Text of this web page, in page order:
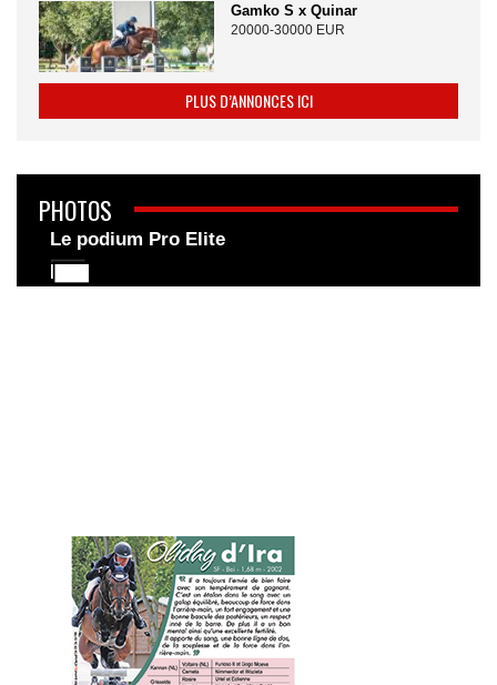
Gamko S x Quinar
20000-30000 EUR
PLUS D’ANNONCES ICI
PHOTOS
Le podium Pro Elite